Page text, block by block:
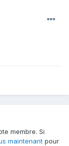
membre. Si
maintenant pour